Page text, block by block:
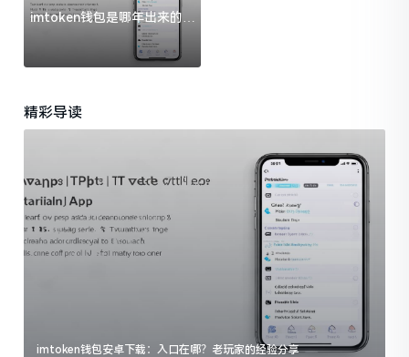
imtoken钱包是哪年出来的？
一文给你说清楚
精彩导读
imtoken钱包安卓下载：入口在哪？老玩家的经验分享